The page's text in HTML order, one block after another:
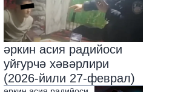
әркин асия радийоси
уйғурчә хәвәрлири
(2026-йили 27-феврал)